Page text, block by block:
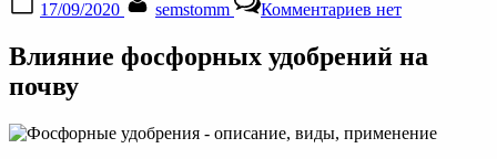
on
17/09/2020 semstomm Комментариевзаписи
удобрения
способы
нет
Влияние фосфорных удобрений на
почву